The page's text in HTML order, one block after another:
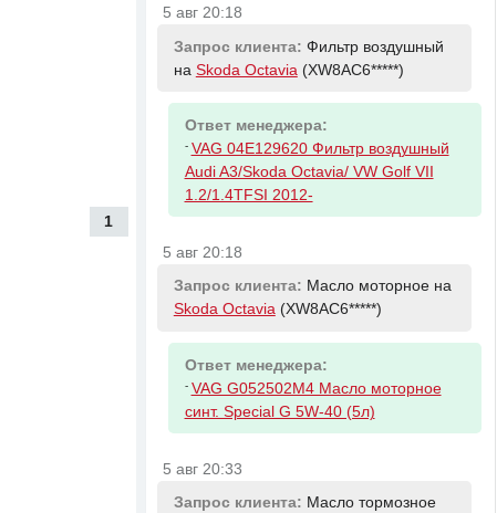
1
5 авг 20:18
Запрос клиента: Фильтр воздушный
на Skoda Octavia (XW8AC6*****)
Ответ менеджера:
- VAG 04E129620 Фильтр воздушный
Audi A3/Skoda Octavia/ VW Golf VII
1.2/1.4TFSI 2012-
5 авг 20:18
Запрос клиента: Масло моторное на
Skoda Octavia(XW8AC6*****)
Ответ менеджера:
- VAG G052502M4 Масло моторное
синт. Special G 5W-40 (5л)
5 авг 20:33
Запрос клиента: Масло тормозное